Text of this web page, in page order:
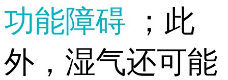
功能障碍
；此
外，湿气还可能